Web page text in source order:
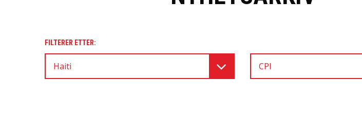
FILTERER ETTER:
Haiti CPI